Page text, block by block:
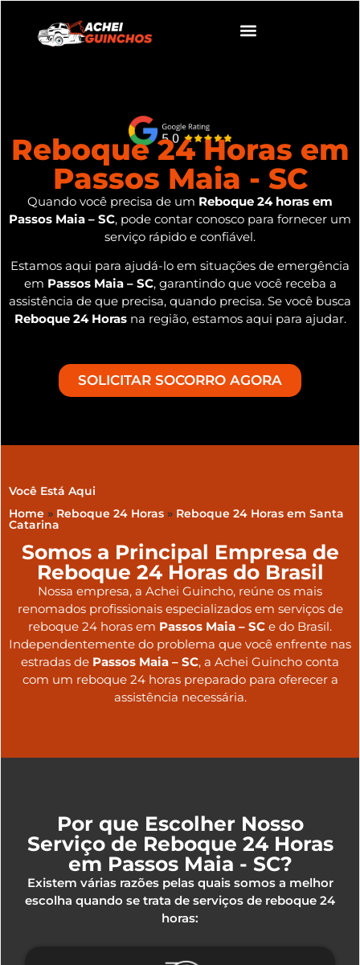
Reboque 24 Horas em
Passos Maia - SC
Quando você precisa de um Reboque 24 horas em
Passos Maia – SC, pode contar conosco para fornecer um
serviço rápido e confiável.
Estamos aqui para ajudá-lo em situações de emergência
em Passos Maia – SC, garantindo que você receba a
assistência de que precisa, quando precisa. Se você busca
Reboque 24 Horasna região, estamos aqui para ajudar.
SOLICITAR SOCORRO AGORA
Você Está Aqui
Home » Reboque 24 Horas » Reboque 24 Horas em Santa
Catarina
Somos a Principal Empresa de
Reboque 24 Horas do Brasil
Nossa empresa, a Achei Guincho, reúne os mais
renomados profissionais especializados em serviços de
reboque 24 horas em Passos Maia – SC e do Brasil.
Independentemente do problema que você enfrente nas
estradas de Passos Maia – SC, a Achei Guincho conta
com um reboque 24 horas preparado para oferecer a
assistência necessária.
Por que Escolher Nosso
Serviço de Reboque 24 Horas
em Passos Maia - SC?
Existem várias razões pelas quais somos a melhor
escolha quando se trata de serviços de reboque 24
horas: